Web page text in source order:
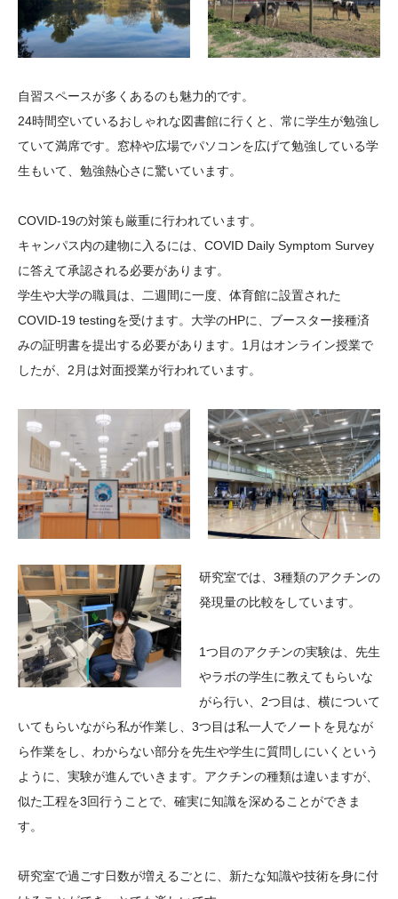
自習スペースが多くあるのも魅力的です。
24時間空いているおしゃれな図書館に行くと、常に学生が勉強し
ていて満席です。窓枠や広場でパソコンを広げて勉強している学
生もいて、勉強熱心さに驚いています。
COVID-19の対策も厳重に行われています。
キャンパス内の建物に入るには、COVID Daily Symptom Survey
に答えて承認される必要があります。
学生や大学の職員は、二週間に一度、体育館に設置された
COVID-19 testingを受けます。大学のHPに、ブースター接種済
みの証明書を提出する必要があります。1月はオンライン授業で
したが、2月は対面授業が行われています。
研究室では、3種類のアクチンの
発現量の比較をしています。
1つ目のアクチンの実験は、先生
やラボの学生に教えてもらいな
がら行い、2つ目は、横について
いてもらいながら私が作業し、3つ目は私一人でノートを見なが
ら作業をし、わからない部分を先生や学生に質問しにいくという
ように、実験が進んでいきます。アクチンの種類は違いますが、
似た工程を3回行うことで、確実に知識を深めることができま
す。
研究室で過ごす日数が増えるごとに、新たな知識や技術を身に付